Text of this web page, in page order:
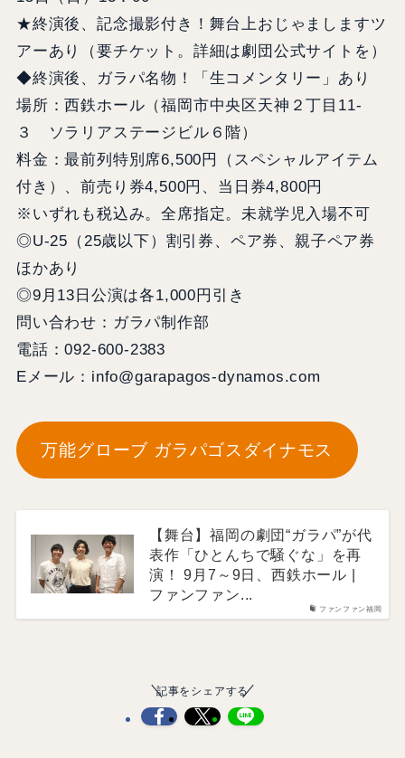
★終演後、記念撮影付き！舞台上おじゃましますツ
アーあり（要チケット。詳細は劇団公式サイトを）
◆終演後、ガラパ名物！「生コメンタリー」あり
場所：西鉄ホール（福岡市中央区天神２丁目11-
３ ソラリアステージビル６階）
料金：最前列特別席6,500円（スペシャルアイテム
付き）、前売り券4,500円、当日券4,800円
※いずれも税込み。全席指定。未就学児入場不可
◎U-25（25歳以下）割引券、ペア券、親子ペア券
ほかあり
◎9月13日公演は各1,000円引き
問い合わせ：ガラパ制作部
電話：092-600-2383
Eメール：info@garapagos-dynamos.com
万能グローブ ガラパゴスダイナモス
ファンファン福岡
【舞台】福岡の劇団“ガラパ”が代
表作「ひとんちで騒ぐな」を再
演！ 9月7～9日、西鉄ホール |
ファンファン...
記事をシェアする